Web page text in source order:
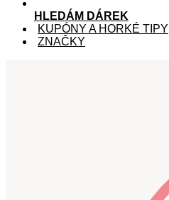
HLEDÁM DÁREK
KUPÓNY A HORKÉ TIPY
ZNAČKY